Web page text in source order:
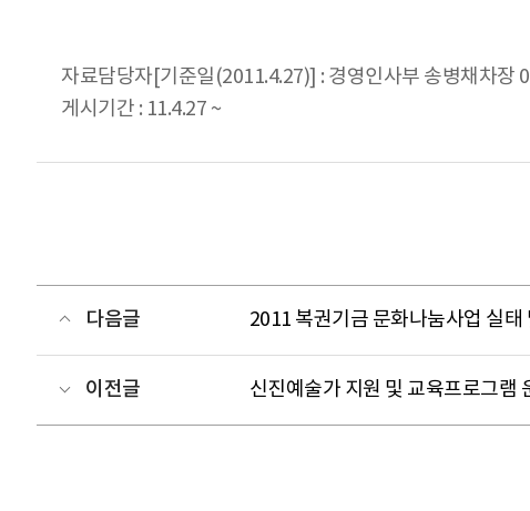
자료담당자[기준일(2011.4.27)] : 경영인사부 송병채차장
게시기간 : 11.4.27 ~
다음글 2011 복권기금 문화나눔사업 실
이전글 신진예술가 지원 및 교육프로그램